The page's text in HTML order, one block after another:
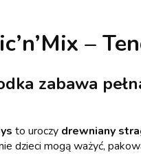
–
zabawa
to uroczy drewniany
dzieci mogą ważyć,